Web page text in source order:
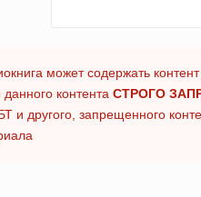
может содержать
контента СТРОГО
и другого, запрещенного